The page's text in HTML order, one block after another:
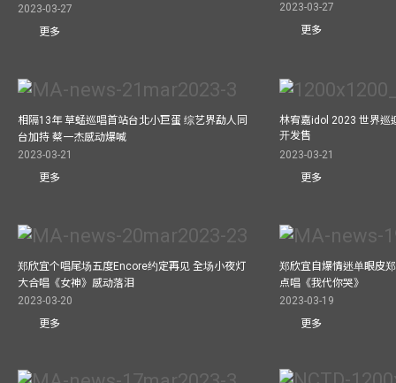
2023-03-27
更多
2023-03-27
更多
相隔13年 草蜢巡唱首站台北小巨蛋 综艺界勐人同
台加持 蔡一杰感动爆喊
2023-03-21
更多
林宥嘉idol 2023 世界巡
开发售
2023-03-21
更多
郑欣宜个唱尾场五度Encore约定再见 全场小夜灯
大合唱《女神》感动落泪
2023-03-20
更多
郑欣宜自爆情迷单眼皮
点唱《我代你哭》
2023-03-19
更多